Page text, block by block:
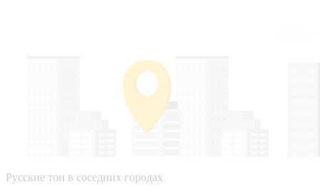
Русские тои в соседних городах